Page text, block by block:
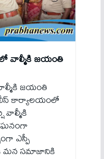
వాల్మీకి జ‌యంతి
జయంతి
కార్యాలయంలో
వాల్మీకి
ఘనంగా
ఎస్పీ
మన సమాజానికి